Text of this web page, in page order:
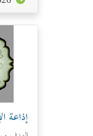
إذاعة